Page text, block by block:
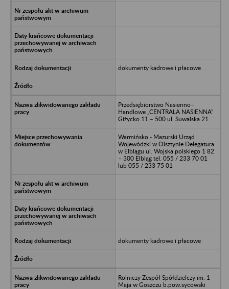
dokumenty kadrowe i płacowe
Przedsiębiorstwo Nasienno–
Handlowe „CENTRALA NASIENNA”
Giżycko 11 – 500 ul. Suwalska 21
Warmińsko - Mazurski Urząd
Wojewódzki w Olsztynie Delegatura
w Elblągu ul. Wojska polskiego 1 82
– 300 Elbląg tel. 055 / 233 70 01
lub 055 / 233 75 01
dokumenty kadrowe i płacowe
Rolniczy Zespół Spółdzielczy im. 1
Maja w Goszczu b.pow.sycowski